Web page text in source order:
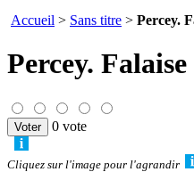
Accueil > Sans titre > Percey.
Percey.
0 vote
Cliquez sur l'image pour l'agrandir